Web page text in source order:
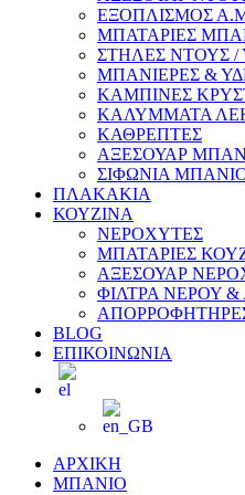
ΕΞΟΠΛΙΣΜΟΣ
ΜΠΑΤΑΡΙΕΣ
ΣΤΗΛΕΣ ΝΤΟΥΣ
ΜΠΑΝΙΕΡΕΣ &
ΚΑΜΠΙΝΕΣ
ΚΑΛΥΜΜΑΤΑ
ΚΑΘΡΕΠΤΕΣ
ΑΞΕΣΟΥΑΡ
ΣΙΦΩΝΙΑ
ΠΛΑΚΑΚΙΑ
ΚΟΥΖΙΝΑ
ΝΕΡΟΧΥΤΕΣ
ΜΠΑΤΑΡΙΕΣ
ΑΞΕΣΟΥΑΡ
ΦΙΛΤΡΑ ΝΕΡΟΥ
BLOG
ΕΠΙΚΟΙΝΩΝΙΑ
ΑΡΧΙΚΗ
ΜΠΑΝΙΟ